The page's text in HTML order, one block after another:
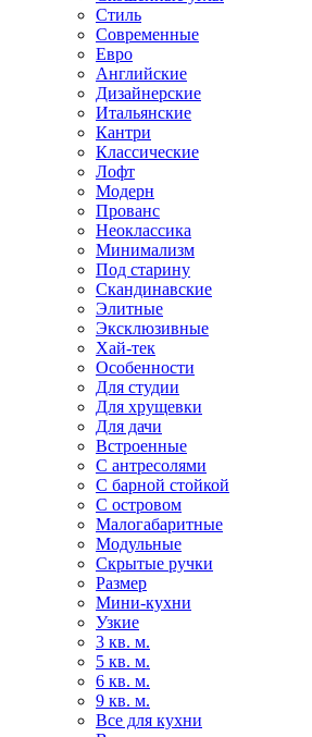
Стиль
Современные
Евро
Английские
Дизайнерские
Итальянские
Кантри
Классические
Лофт
Модерн
Прованс
Неоклассика
Минимализм
Под старину
Скандинавские
Элитные
Эксклюзивные
Хай-тек
Особенности
Для студии
Для хрущевки
Для дачи
Встроенные
С антресолями
С барной стойкой
С островом
Малогабаритные
Модульные
Скрытые ручки
Размер
Мини-кухни
Узкие
3 кв. м.
5 кв. м.
6 кв. м.
9 кв. м.
Все для кухни